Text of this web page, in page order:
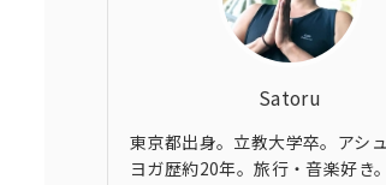
Satoru
東京都出身。立教大学卒。アシ
ヨガ歴約20年。旅行・音楽好き。